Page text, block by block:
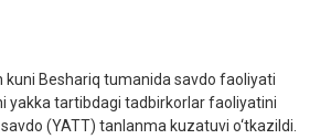
kuni Beshariq tumanida savdo faoliyati
yakka tartibdagi tadbirkorlar faoliyatini
savdo (YATT) tanlanma kuzatuvi o‘tkazildi.